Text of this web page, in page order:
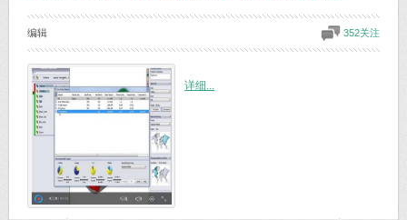
编辑 352关注
详细...